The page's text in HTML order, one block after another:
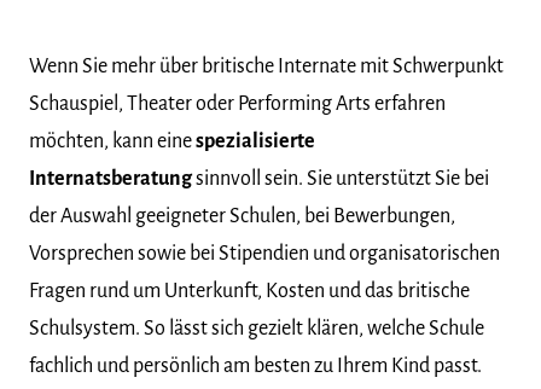
Wenn Sie mehr über britische Internate mit Schwerpunkt
Schauspiel, Theater oder Performing Arts erfahren
möchten, kann einespezialisierte
Internatsberatungsinnvoll sein. Sie unterstützt Sie bei
der Auswahl geeigneter Schulen, bei Bewerbungen,
Vorsprechen sowie bei Stipendien und organisatorischen
Fragen rund um Unterkunft, Kosten und das britische
Schulsystem. So lässt sich gezielt klären, welche Schule
fachlich und persönlich am besten zu Ihrem Kind passt.